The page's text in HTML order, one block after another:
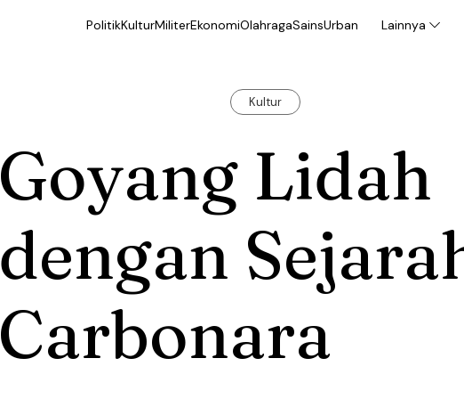
PolitikKulturMiliterEkonomiOlahragaSainsUrban Lainnya
Kultur
Goyang Lidah
dengan
Carbonara